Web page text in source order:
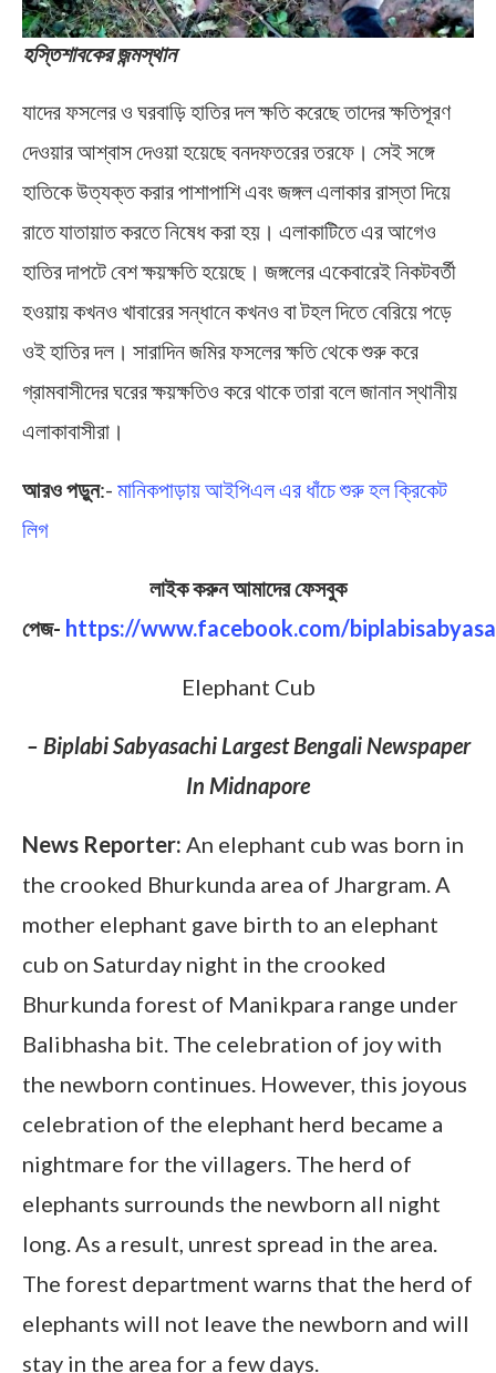
হস্তিশাবকের জন্মস্থান
যাদের ফসলের ও ঘরবাড়ি হাতির দল ক্ষতি করেছে তাদের ক্ষতিপূরণ
দেওয়ার আশ্বাস দেওয়া হয়েছে বনদফতরের তরফে। সেই সঙ্গে
হাতিকে উত্যক্ত করার পাশাপাশি এবং জঙ্গল এলাকার রাস্তা দিয়ে
রাতে যাতায়াত করতে নিষেধ করা হয়। এলাকাটিতে এর আগেও
হাতির দাপটে বেশ ক্ষয়ক্ষতি হয়েছে। জঙ্গলের একেবারেই নিকটবর্তী
হওয়ায় কখনও খাবারের সন্ধানে কখনও বা টহল দিতে বেরিয়ে পড়ে
ওই হাতির দল। সারাদিন জমির ফসলের ক্ষতি থেকে শুরু করে
গ্রামবাসীদের ঘরের ক্ষয়ক্ষতিও করে থাকে তারা বলে জানান স্থানীয়
এলাকাবাসীরা।
আরও পড়ুন:- মানিকপাড়ায় আইপিএল এর ধাঁচে শুরু হল ক্রিকেট
লিগ
লাইক করুন আমাদের ফেসবুক
পেজ- https://www.facebook.com/
Elephant Cub
– Biplabi Sabyasachi Largest Bengali Newspaper
In Midnapore
News Reporter: An elephant cub was born in
the crooked Bhurkunda area of ​​Jhargram. A
mother elephant gave birth to an elephant
cub on Saturday night in the crooked
Bhurkunda forest of Manikpara range under
Balibhasha bit. The celebration of joy with
the newborn continues. However, this joyous
celebration of the elephant herd became a
nightmare for the villagers. The herd of
elephants surrounds the newborn all night
long. As a result, unrest spread in the area.
The forest department warns that the herd of
elephants will not leave the newborn and will
stay in the area for a few days.